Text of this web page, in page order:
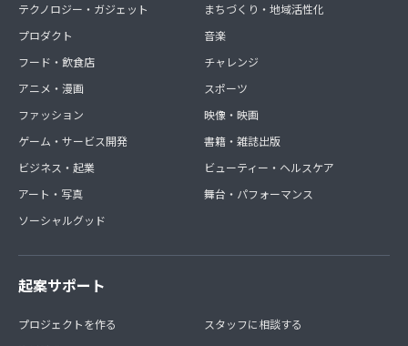
テクノロジー・ガジェット
プロダクト
フード・飲食店
アニメ・漫画
ファッション
ゲーム・サービス開発
ビジネス・起業
アート・写真
ソーシャルグッド
まちづくり・地域活性化
音楽
チャレンジ
スポーツ
映像・映画
書籍・雑誌出版
ビューティー・ヘルスケア
舞台・パフォーマンス
起案サポート
プロジェクトを作る
スタッフに相談する